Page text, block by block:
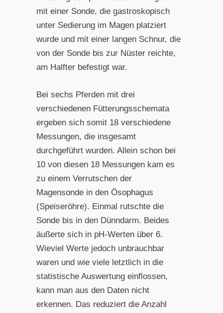
mit einer Sonde, die gastroskopisch
unter Sedierung im Magen platziert
wurde und mit einer langen Schnur, die
von der Sonde bis zur Nüster reichte,
am Halfter befestigt war.
Bei sechs Pferden mit drei
verschiedenen Fütterungsschemata
ergeben sich somit 18 verschiedene
Messungen, die insgesamt
durchgeführt wurden. Allein schon bei
10 von diesen 18 Messungen kam es
zu einem Verrutschen der
Magensonde in den Ösophagus
(Speiseröhre). Einmal rutschte die
Sonde bis in den Dünndarm. Beides
äußerte sich in pH-Werten über 6.
Wieviel Werte jedoch unbrauchbar
waren und wie viele letztlich in die
statistische Auswertung einflossen,
kann man aus den Daten nicht
erkennen. Das reduziert die Anzahl